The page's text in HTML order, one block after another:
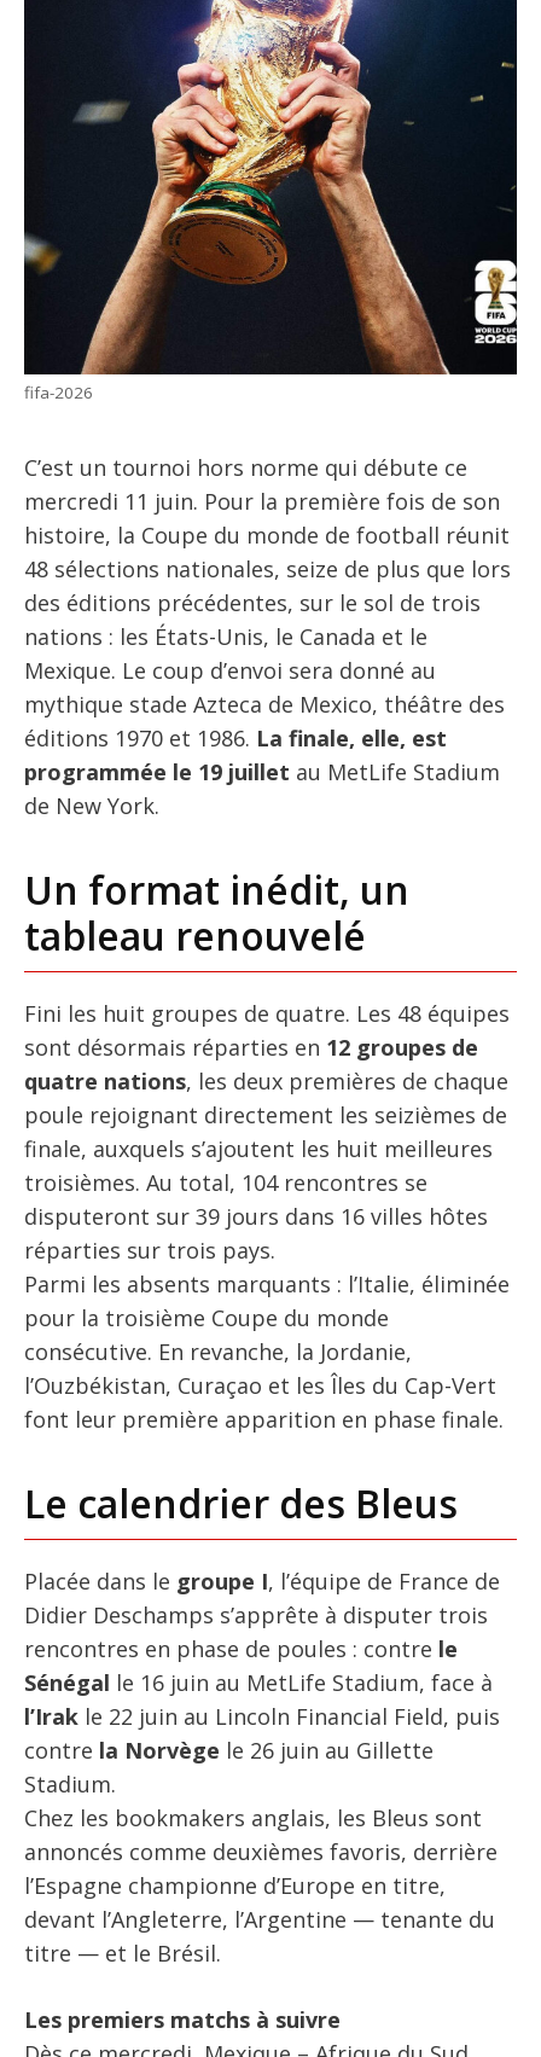
fifa-2026
C’est un tournoi hors norme qui débute ce
mercredi 11 juin. Pour la première fois de son
histoire, la Coupe du monde de football réunit
48 sélections nationales, seize de plus que lors
des éditions précédentes, sur le sol de trois
nations : les États-Unis, le Canada et le
Mexique. Le coup d’envoi sera donné au
mythique stade Azteca de Mexico, théâtre des
éditions 1970 et 1986. La finale, elle, est
programmée le 19 juillet au MetLife Stadium
de New York.
Un format inédit, un
tableau renouvelé
Fini les huit groupes de quatre. Les 48 équipes
sont désormais réparties en 12 groupes de
quatre nations, les deux premières de chaque
poule rejoignant directement les seizièmes de
finale, auxquels s’ajoutent les huit meilleures
troisièmes. Au total, 104 rencontres se
disputeront sur 39 jours dans 16 villes hôtes
réparties sur trois pays.
Parmi les absents marquants : l’Italie, éliminée
pour la troisième Coupe du monde
consécutive. En revanche, la Jordanie,
l’Ouzbékistan, Curaçao et les Îles du Cap-Vert
font leur première apparition en phase finale.
Le calendrier des Bleus
Placée dans le groupe I, l’équipe de France de
Didier Deschamps s’apprête à disputer trois
rencontres en phase de poules : contre le
Sénégal le 16 juin au MetLife Stadium, face à
l’Irak le 22 juin au Lincoln Financial Field, puis
contre la Norvège le 26 juin au Gillette
Stadium.
Chez les bookmakers anglais, les Bleus sont
annoncés comme deuxièmes favoris, derrière
l’Espagne championne d’Europe en titre,
devant l’Angleterre, l’Argentine — tenante du
titre — et le Brésil.
Les premiers matchs à suivre